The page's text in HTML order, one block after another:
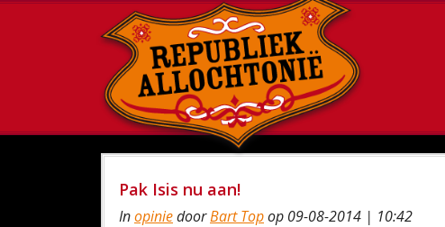
Pak Isis nu aan!
InopiniedoorBart Topop 09-08-2014 | 10:42